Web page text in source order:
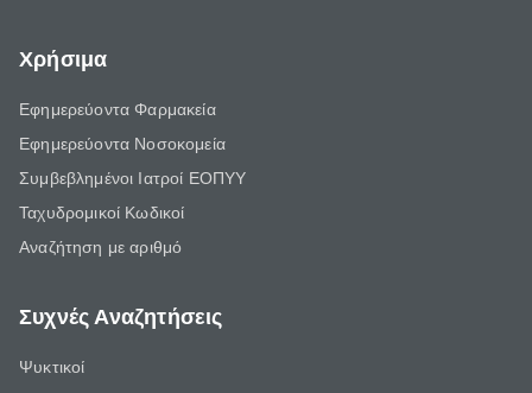
Χρήσιμα
Εφημερεύοντα Φαρμακεία
Εφημερεύοντα Νοσοκομεία
Συμβεβλημένοι Ιατροί ΕΟΠΥΥ
Ταχυδρομικοί Κωδικοί
Αναζήτηση με αριθμό
Συχνές Αναζητήσεις
Ψυκτικοί